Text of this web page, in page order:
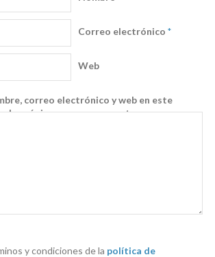
Correo electrónico *
Web
correo electrónico y web en este
la próxima vez que comente.
y condiciones de la política de